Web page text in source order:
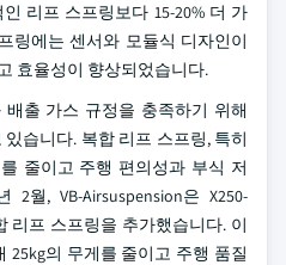
리프 스프링보다 15-20% 더 가
링에는 센서와 모듈식 디자인이
효율성이 향상되었습니다.
출 가스 규정을 충족하기 위해
습니다. 복합 리프 스프링, 특히
줄이고 주행 편의성과 부식 저
2월, VB-Airsuspension은 X250-
리프 스프링을 추가했습니다. 이
25kg의 무게를 줄이고 주행 품질